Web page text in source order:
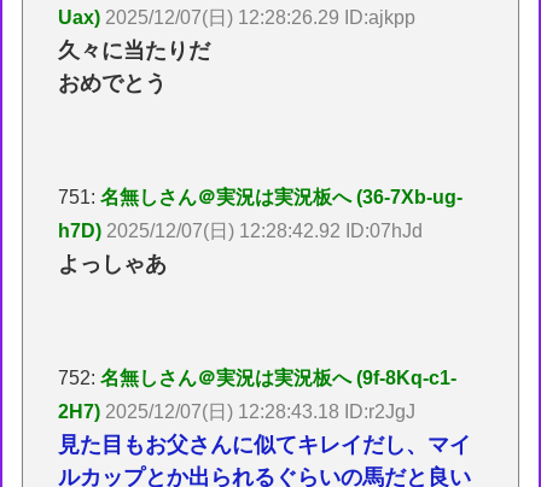
Uax) 2025/12/07(日) 12:28:26.29 ID:ajkpp
久々に当たりだ
おめでとう
751:名無しさん＠実況は実況板へ (36-7Xb-ug-
h7D) 2025/12/07(日) 12:28:42.92 ID:07hJd
よっしゃあ
752:名無しさん＠実況は実況板へ (9f-8Kq-c1-
2H7) 2025/12/07(日) 12:28:43.18 ID:r2JgJ
見た目もお父さんに似てキレイだし、マイ
ルカップとか出られるぐらいの馬だと良い